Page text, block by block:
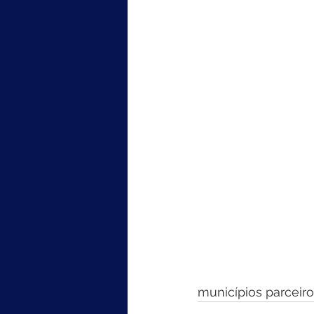
municípios